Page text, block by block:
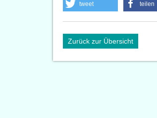
tweet teilen
Zurück zur Übersicht